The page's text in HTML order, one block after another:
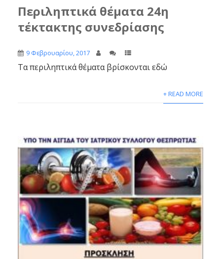
Περιληπτικά θέματα 24η
τέκτακτης συνεδρίασης
9 Φεβρουαρίου, 2017
Τα περιληπτικά θέματα βρίσκονται εδώ
+ READ MORE